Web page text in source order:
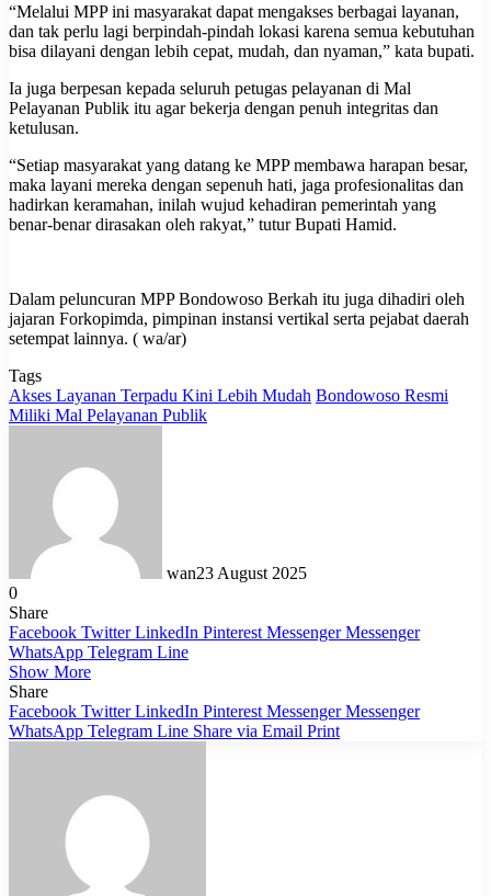
“Melalui MPP ini masyarakat dapat mengakses berbagai layanan,
dan tak perlu lagi berpindah-pindah lokasi karena semua kebutuhan
bisa dilayani dengan lebih cepat, mudah, dan nyaman,” kata bupati.
Ia juga berpesan kepada seluruh petugas pelayanan di Mal
Pelayanan Publik itu agar bekerja dengan penuh integritas dan
ketulusan.
“Setiap masyarakat yang datang ke MPP membawa harapan besar,
maka layani mereka dengan sepenuh hati, jaga profesionalitas dan
hadirkan keramahan, inilah wujud kehadiran pemerintah yang
benar-benar dirasakan oleh rakyat,” tutur Bupati Hamid.
Dalam peluncuran MPP Bondowoso Berkah itu juga dihadiri oleh
jajaran Forkopimda, pimpinan instansi vertikal serta pejabat daerah
setempat lainnya. ( wa/ar)
Tags
Akses Layanan Terpadu Kini Lebih Mudah Bondowoso Resmi
Miliki Mal Pelayanan Publik
wan23 August 2025
0
Share
Facebook Twitter LinkedIn Pinterest Messenger Messenger
WhatsApp Telegram Line
Show More
Share
Facebook Twitter LinkedIn Pinterest Messenger Messenger
WhatsApp Telegram Line Share via Email Print